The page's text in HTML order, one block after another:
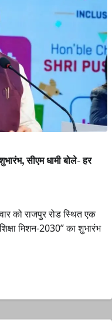
सीएम धामी बोले- हर
को राजपुर रोड स्थित एक
मिशन-2030” का शुभारंभ